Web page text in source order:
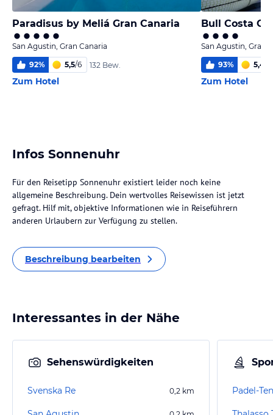
Paradisus by Meliá Gran Canaria
San Agustin, Gran Canaria
92% 5,5/6 132 Bew.
Zum Hotel
San Agustin, Gran
93% 5,4
Zum Hotel
Infos Sonnenuhr
Für den Reisetipp Sonnenuhr existiert leider noch keine
allgemeine Beschreibung. Dein wertvolles Reisewissen ist jetzt
gefragt. Hilf mit, objektive Informationen wie in Reiseführern
anderen Urlaubern zur Verfügung zu stellen.
Beschreibung bearbeiten
Interessantes in der Nähe
Sehenswürdigkeiten
Svenska Re 0,2 km